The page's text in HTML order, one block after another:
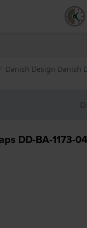
Danish Design Danish
DD-BA-1173-